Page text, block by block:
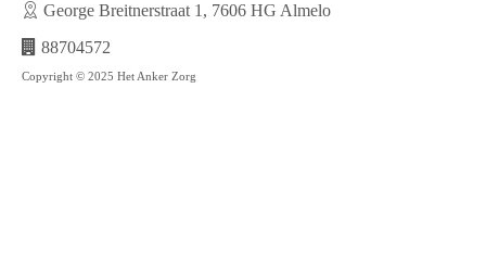
George Breitnerstraat 1, 7606 HG Almelo
88704572
Copyright © 2025 Het Anker Zorg